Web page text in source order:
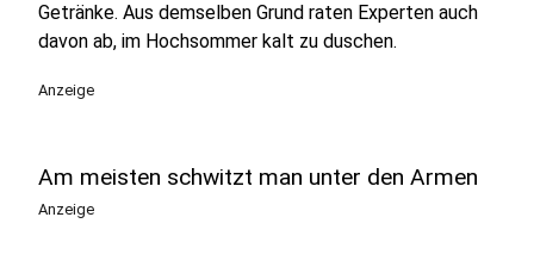
Getränke. Aus demselben Grund raten Experten auch
davon ab, im Hochsommer kalt zu duschen.
Anzeige
Am meisten schwitzt man unter den Armen
Anzeige